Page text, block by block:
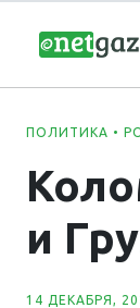
ПОЛИТИКА •
и
14 ДЕКАБРЯ,